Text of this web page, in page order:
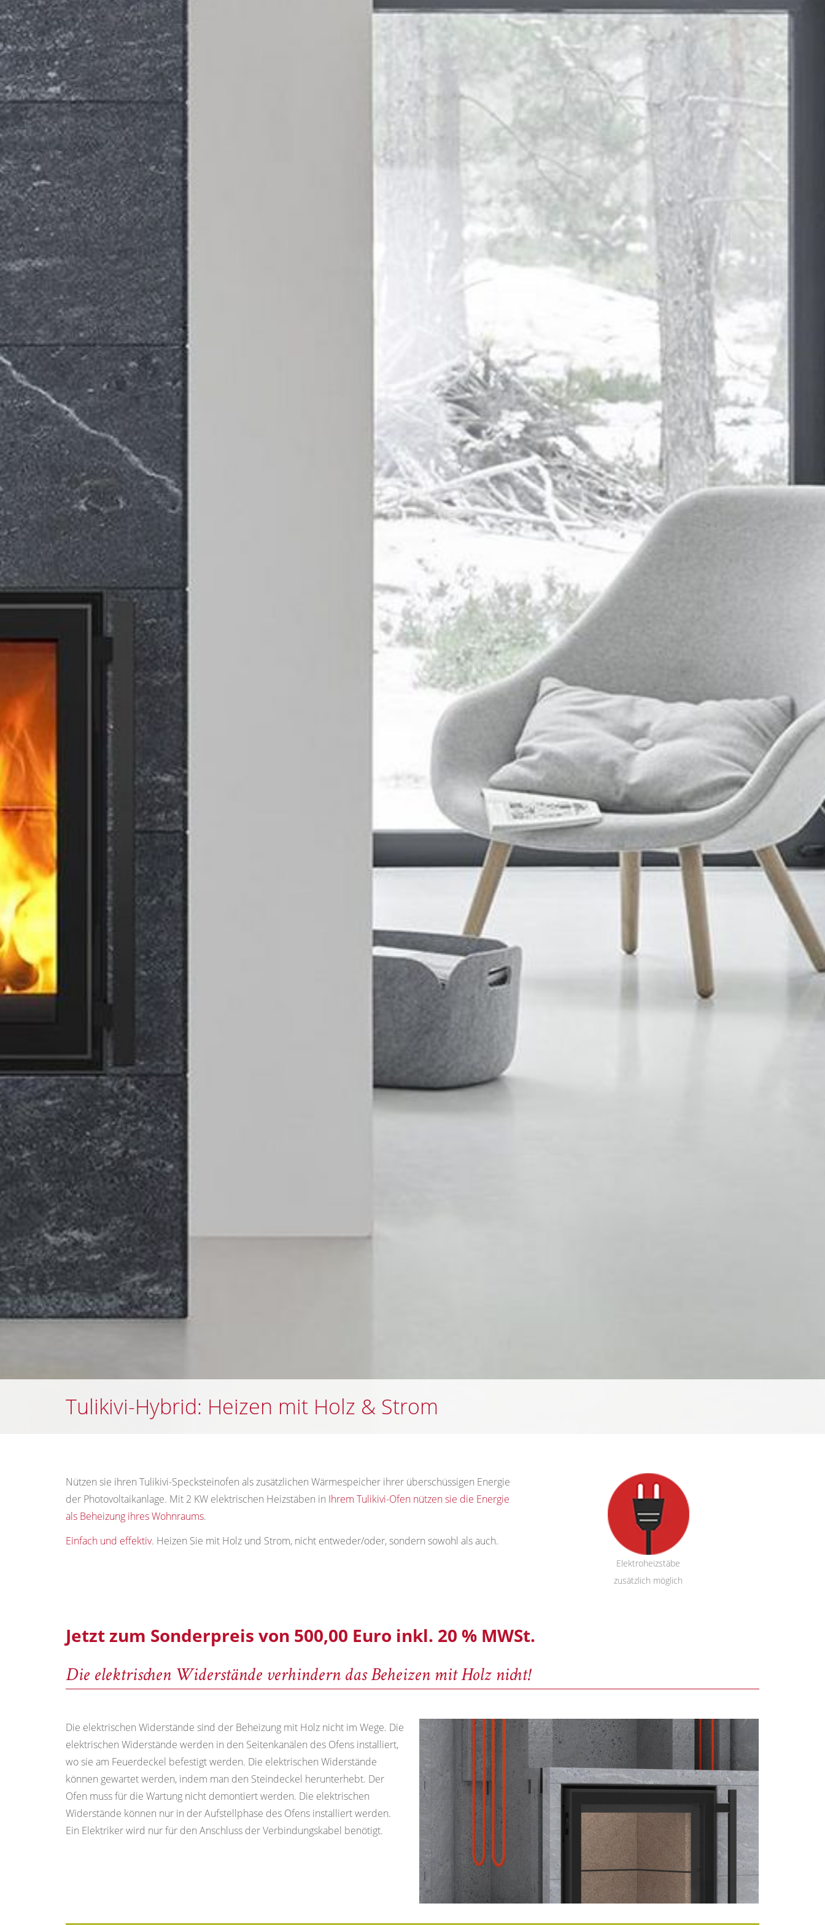
Tulikivi-Hybrid: Heizen mit Holz & Strom
Nützen sie ihren Tulikivi-Specksteinofen als zusätzlichen Wärmespeicher ihrer überschüssigen Energie
der Photovoltaikanlage. Mit 2 KW elektrischen Heizstäben in Ihrem Tulikivi-Ofen nützen sie die Energie
als Beheizung ihres Wohnraums.
Einfach und effektiv. Heizen Sie mit Holz und Strom, nicht entweder/oder, sondern sowohl als auch.
Elektroheizstäbe
zusätzlich möglich
Jetzt zum Sonderpreis von 500,00 Euro inkl. 20 % MWSt.
Die elektrischen Widerstände verhindern das Beheizen mit Holz nicht!
Die elektrischen Widerstände sind der Beheizung mit Holz nicht im Wege. Die
elektrischen Widerstände werden in den Seitenkanälen des Ofens installiert,
wo sie am Feuerdeckel befestigt werden. Die elektrischen Widerstände
können gewartet werden, indem man den Steindeckel herunterhebt. Der
Ofen muss für die Wartung nicht demontiert werden. Die elektrischen
Widerstände können nur in der Aufstellphase des Ofens installiert werden.
Ein Elektriker wird nur für den Anschluss der Verbindungskabel benötigt.